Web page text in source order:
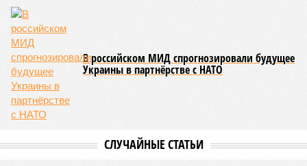
В российском МИД спрогнозировали будущее
Украины в партнёрстве с НАТО
СЛУЧАЙНЫЕ СТАТЬИ